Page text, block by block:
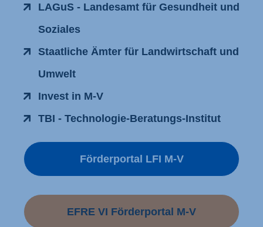
LAGuS - Landesamt für Gesundheit und
Soziales
Staatliche Ämter für Landwirtschaft und
Umwelt
Invest in M-V
TBI - Technologie-Beratungs-Institut
Förderportal LFI M-V
EFRE VI Förderportal M-V